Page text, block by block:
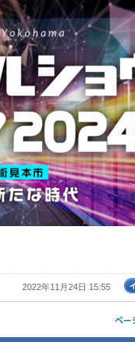
2022年11月24日 15:55